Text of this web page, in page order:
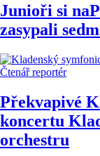
Junioři si
zasypali
Čtenář reportér
Překvapivé
koncertu
orchestru